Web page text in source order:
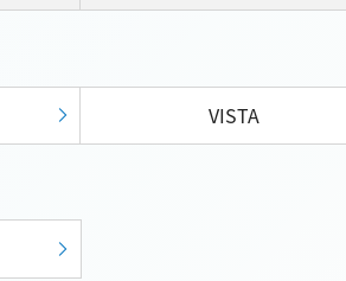
VISTA